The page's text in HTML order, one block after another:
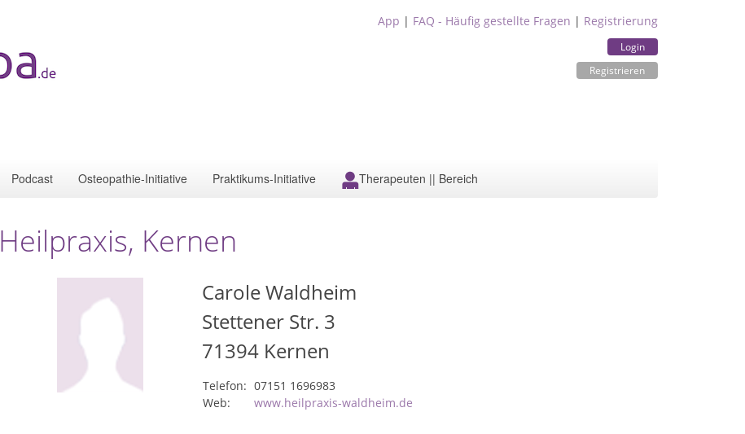
App | FAQ - Häufig gestellte Fragen | Registrierung
Login
Registrieren
Podcast Osteopathie-Initiative Praktikums-Initiative Therapeuten || Bereich
Heilpraxis, Kernen
Carole Waldheim
Stettener Str. 3
71394 Kernen
Telefon: 07151 1696983
Web:
www.heilpraxis-waldheim.de